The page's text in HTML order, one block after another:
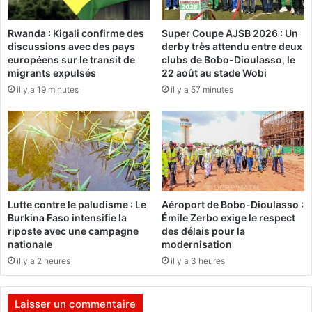
o
r
t
s
d
a
n
l
e
s
r
a
n
g
s
d
l
a
v
i
t
e
à
"
m
t
t
r
e
à
a
d
s
Rwanda : Kigali confirme des
discussions avec des pays
européens sur le transit de
migrants expulsés
il y a 19 minutes
Super Coupe AJSB 2026 : Un
derby très attendu entre deux
clubs de Bobo-Dioulasso, le
22 août au stade Wobi
il y a 57 minutes
Lutte contre le paludisme : Le
Burkina Faso intensifie la
riposte avec une campagne
nationale
il y a 2 heures
Aéroport de Bobo-Dioulasso :
Émile Zerbo exige le respect
des délais pour la
modernisation
il y a 3 heures
Laisser un commentaire